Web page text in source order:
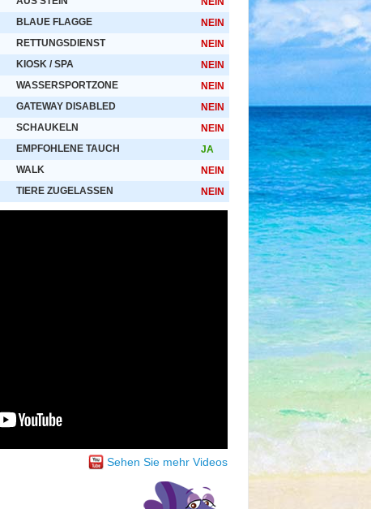
BLAUE FLAGGE
NEIN
RETTUNGSDIENST
NEIN
KIOSK / SPA
NEIN
WASSERSPORTZONE
NEIN
GATEWAY DISABLED
NEIN
SCHAUKELN
NEIN
EMPFOHLENE TAUCH
JA
WALK
NEIN
TIERE ZUGELASSEN NEIN
Sehen Sie mehr Videos